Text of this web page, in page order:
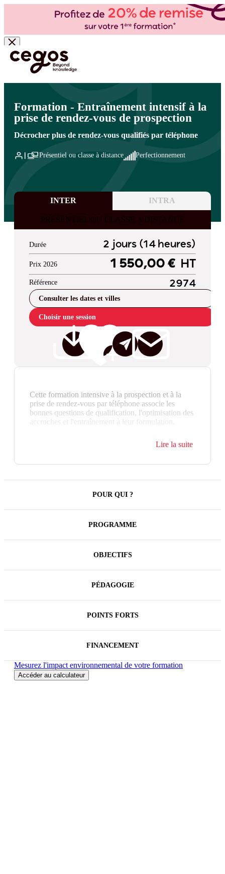
Skip to main content
Vous êtes ici : Accueil >Cegos, organisme de formation à Paris et en régions
>Vente et négociation
Formation - Entraînement intensif à la
prise de rendez-vous de prospection
Décrocher plus de rendez-vous qualifiés par téléphone
Présentiel ou classe à distance Perfectionnement
INTER INTRA
PRESENTIEL OU CLASSE A DISTANCE
Durée 2 jours (14 heures)
Prix 2026 1 550,00 € HT
Référence 2974
Consulter les dates et villes
Choisir une session
Cette formation intensive à la prospection et à la
prise de rendez-vous par téléphone associe les
bonnes questions de qualification, l'optimisation des
accroches et l'entraînement à leur formulation.
Élargir sa clientèle par la prospection est un enjeu
crucial pour chaque entreprise. La première étape
"utiles".
attractif et fluide pour accrocher l'intérêt des
différence auprès de prospects hyper sollicités ?
En s'entraînant, les participants affinent leur
discours, acquièrent des réflexes face aux
Lire la suite
POUR QUI ?
PROGRAMME
OBJECTIFS
PÉDAGOGIE
POINTS FORTS
FINANCEMENT
Mesurez l'impact environnemental de votre formation
Accéder au calculateur